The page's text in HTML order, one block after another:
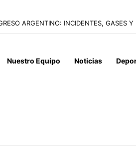
EL REINICIO DE RELACIONES
Nuestro Equipo Noticias